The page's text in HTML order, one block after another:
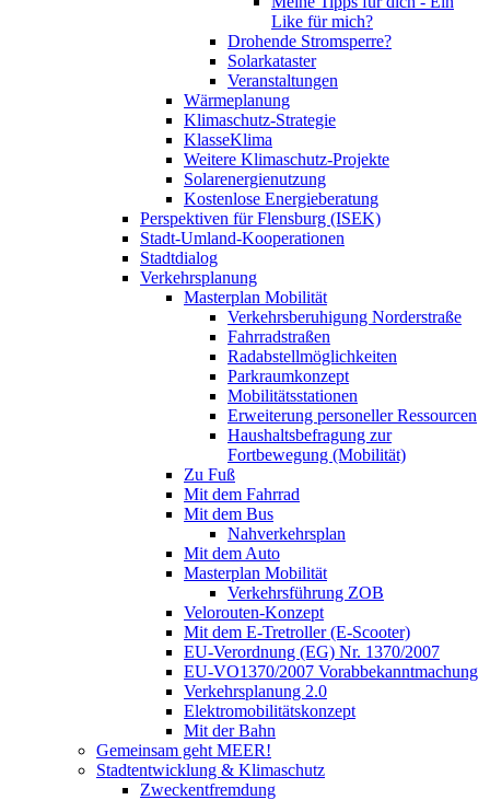
Like für mich?
Drohende Stromsperre?
Solarkataster
Veranstaltungen
Wärmeplanung
Klimaschutz-Strategie
KlasseKlima
Weitere Klimaschutz-Projekte
Solarenergienutzung
Kostenlose Energieberatung
Perspektiven für Flensburg (ISEK)
Stadt-Umland-Kooperationen
Stadtdialog
Verkehrsplanung
Masterplan Mobilität
Verkehrsberuhigung Norderstraße
Fahrradstraßen
Radabstellmöglichkeiten
Parkraumkonzept
Mobilitätsstationen
Erweiterung personeller Ressourcen
Haushaltsbefragung zur
Fortbewegung (Mobilität)
Zu Fuß
Mit dem Fahrrad
Mit dem Bus
Nahverkehrsplan
Mit dem Auto
Masterplan Mobilität
Verkehrsführung ZOB
Velorouten-Konzept
Mit dem E-Tretroller (E-Scooter)
EU-Verordnung (EG) Nr. 1370/2007
EU-VO1370/2007 Vorabbekanntmachung
Verkehrsplanung 2.0
Elektromobilitätskonzept
Mit der Bahn
Gemeinsam geht MEER!
Stadtentwicklung & Klimaschutz
Zweckentfremdung